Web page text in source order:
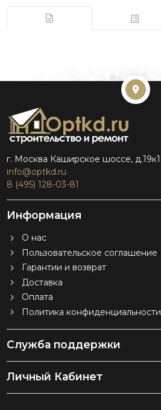
г. Москва Каширское шоссе, д.19к1
info@optkd.ru
8 (495) 128-03-81
Информация
О нас
Пользовательское соглашение
Гарантии и возврат
Доставка
Оплата
Политика конфиденциальности
Служба поддержки
Личный Кабинет